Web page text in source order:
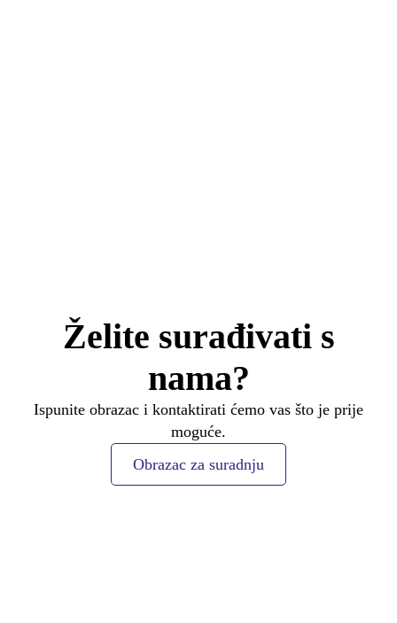
Želite surađivati s
nama?
Ispunite obrazac i kontaktirati ćemo vas što je prije
moguće.
Obrazac za suradnju